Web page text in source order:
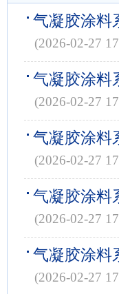
气凝胶涂料
(2026-02-27
气凝胶涂料
(2026-02-27
气凝胶涂料
(2026-02-27
气凝胶涂料
(2026-02-27
气凝胶涂料
(2026-02-27